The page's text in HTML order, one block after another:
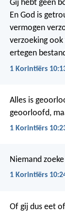
Gij hebt geen
En God is
vermogen
verzoeking
ertegen
1 Korintiërs
Alles is
geoorloofd,
1 Korintiërs
Niemand
1 Korintiërs
Of gij dus eet